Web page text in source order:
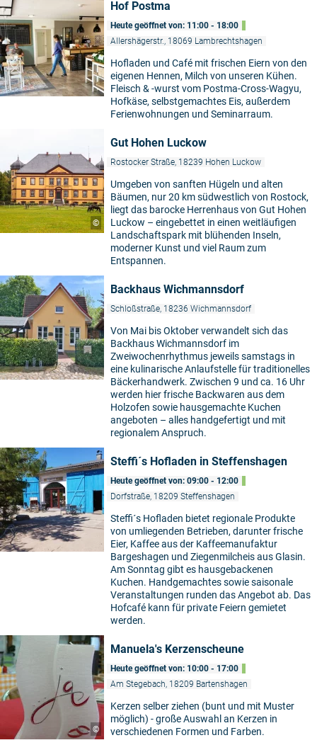
Hof Postma
Heute geöffnet von: 11:00 - 18:00
Allershägerstr., 18069 Lambrechtshagen
Hofladen und Café mit frischen Eiern von den
eigenen Hennen, Milch von unseren Kühen.
Fleisch & -wurst vom Postma-Cross-Wagyu,
Hofkäse, selbstgemachtes Eis, außerdem
Ferienwohnungen und Seminarraum.
©
Gut Hohen Luckow
Rostocker Straße, 18239 Hohen Luckow
Umgeben von sanften Hügeln und alten
Bäumen, nur 20 km südwestlich von Rostock,
liegt das barocke Herrenhaus von Gut Hohen
Luckow – eingebettet in einen weitläufigen
Landschaftspark mit blühenden Inseln,
moderner Kunst und viel Raum zum
Entspannen.
Backhaus Wichmannsdorf
Schloßstraße, 18236 Wichmannsdorf
Von Mai bis Oktober verwandelt sich das
Backhaus Wichmannsdorf im
Zweiwochenrhythmus jeweils samstags in
eine kulinarische Anlaufstelle für traditionelles
Bäckerhandwerk. Zwischen 9 und ca. 16 Uhr
werden hier frische Backwaren aus dem
Holzofen sowie hausgemachte Kuchen
angeboten – alles handgefertigt und mit
regionalem Anspruch.
Steffi´s Hofladen in Steffenshagen
Heute geöffnet von: 09:00 - 12:00
Dorfstraße, 18209 Steffenshagen
Steffi´s Hofladen bietet regionale Produkte
von umliegenden Betrieben, darunter frische
Eier, Kaffee aus der Kaffeemanufaktur
Bargeshagen und Ziegenmilcheis aus Glasin.
Am Sonntag gibt es hausgebackenen
Kuchen. Handgemachtes sowie saisonale
Veranstaltungen runden das Angebot ab. Das
Hofcafé kann für private Feiern gemietet
werden.
©
Manuela's Kerzenscheune
Heute geöffnet von: 10:00 - 17:00
Am Stegebach, 18209 Bartenshagen
Kerzen selber ziehen (bunt und mit Muster
möglich) - große Auswahl an Kerzen in
verschiedenen Formen und Farben.